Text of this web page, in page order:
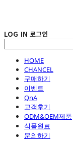
LOG IN 로그인
HOME
CHANCEL
구매하기
이벤트
QnA
고객후기
ODM&OEM제품
식품원료
문의하기